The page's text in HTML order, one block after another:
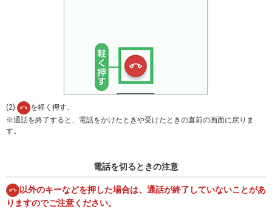
(2)
を軽く押す。
※通話を終了すると、電話をかけたときや受けたときの直前の画面に戻りま
す。
電話を切るときの注意
以外のキーなどを押した場合は、通話が終了していないことがあ
りますのでご注意ください。